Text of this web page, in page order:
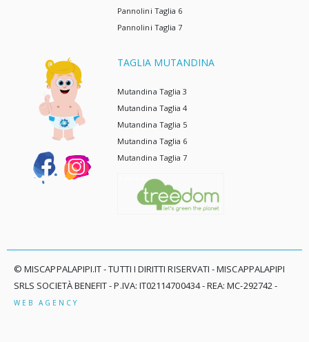
Pannolini Taglia 6
Pannolini Taglia 7
TAGLIA MUTANDINA
Mutandina Taglia 3
Mutandina Taglia 4
Mutandina Taglia 5
Mutandina Taglia 6
Mutandina Taglia 7
© MISCAPPALAPIPI.IT - TUTTI I DIRITTI RISERVATI - MISCAPPALAPIPI
SRLS SOCIETÀ BENEFIT - P.IVA: IT02114700434 - REA: MC-292742 -
WEB AGENCY